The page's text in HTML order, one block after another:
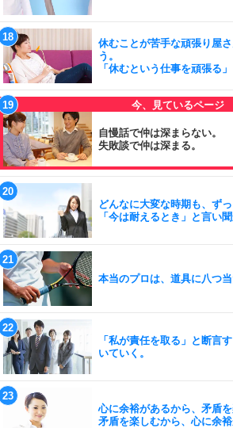
休むことが苦手な頑張り屋
う。
「休むという仕事を頑張る
自慢話で仲は深まらない。
失敗談で仲は深まる。
どんなに大変な時期も、ず
「今は耐えるとき」と言い聞
本当のプロは、道具に八つ当
「私が責任を取る」と断言
いていく。
心に余裕があるから、矛盾を
矛盾を楽しむから、心に余裕